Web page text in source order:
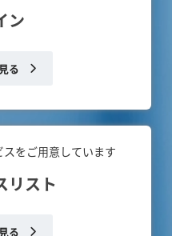
ン
る
をご用意しています
リスト
る